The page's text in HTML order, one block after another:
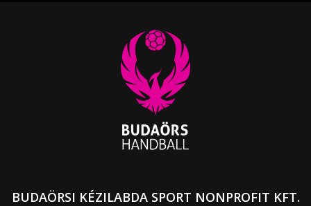
BUDAÖRSI KÉZILABDA SPORT NONPROFIT KFT.